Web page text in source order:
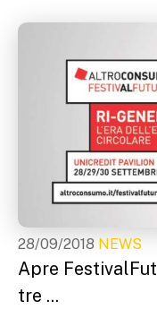
28/09/2018 NEWS
Apre
tre ...